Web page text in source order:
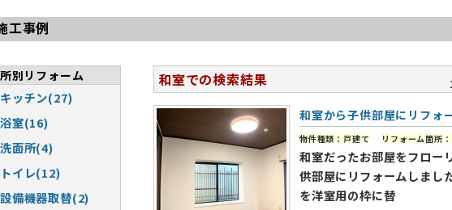
工事例
別リフォーム
キッチン(27)
浴室(16)
洗面所(4)
トイレ(12)
設備機器取替(2)
和室での検索結果
和室から子供部屋にリフォ
物件種類：戸建て リフォーム箇所
和室だったお部屋をフロー
供部屋にリフォームしまし
を洋室用の枠に替